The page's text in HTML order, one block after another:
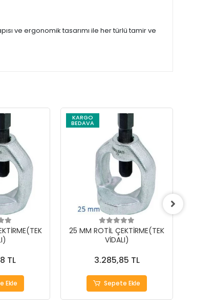
ve ergonomik tasarımı ile her türlü tamir ve
TL
Ekle
KARGO
BEDAVA
25 MM ROTİL ÇEKTİRME(TEK
VİDALI)
3.285,85 TL
Sepete Ekle